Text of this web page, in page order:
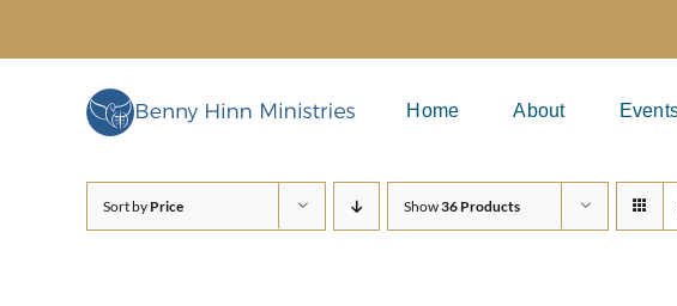
content
Home About
Sort by Price Show36 Products